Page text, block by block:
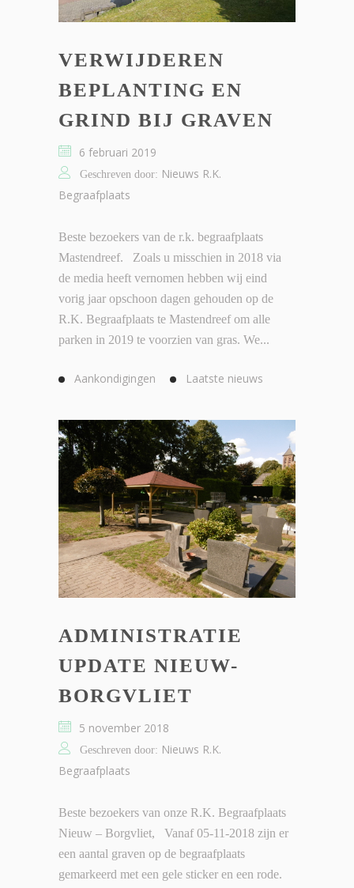
VERWIJDEREN
BEPLANTING EN
GRIND BIJ GRAVEN
6 februari 2019
Geschreven door: Nieuws R.K.
Begraafplaats
Beste bezoekers van de r.k. begraafplaats
Mastendreef. Zoals u misschien in 2018 via
de media heeft vernomen hebben wij eind
vorig jaar opschoon dagen gehouden op de
R.K. Begraafplaats te Mastendreef om alle
parken in 2019 te voorzien van gras. We...
Aankondigingen Laatste nieuws
ADMINISTRATIE
UPDATE NIEUW-
BORGVLIET
5 november 2018
Geschreven door: Nieuws R.K.
Begraafplaats
Beste bezoekers van onze R.K. Begraafplaats
Nieuw – Borgvliet, Vanaf 05-11-2018 zijn er
een aantal graven op de begraafplaats
gemarkeerd met een gele sticker en een rode.